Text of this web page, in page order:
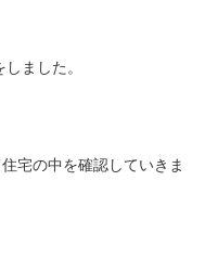
ました。
宅の中を確認していきま